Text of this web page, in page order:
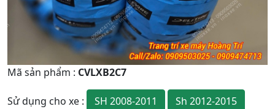
Mã sản phẩm : CVLXB2C7
Sử dụng cho xe : SH 2008-2011
Sh 2012-2015